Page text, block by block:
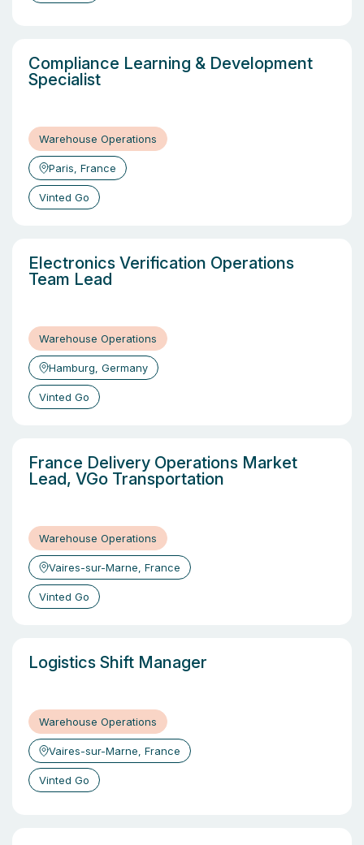
Compliance Learning & Development
Specialist
Warehouse Operations
Paris, France
Vinted Go
Electronics Verification Operations
Team Lead
Warehouse Operations
Hamburg, Germany
Vinted Go
France Delivery Operations Market
Lead, VGo Transportation
Warehouse Operations
Vaires-sur-Marne, France
Vinted Go
Logistics Shift Manager
Warehouse Operations
Vaires-sur-Marne, France
Vinted Go